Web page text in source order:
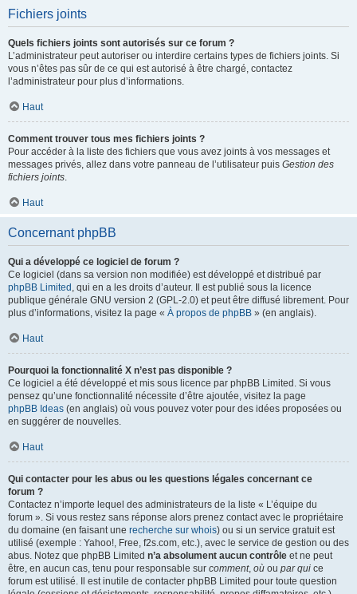
Fichiers joints
Quels fichiers joints sont autorisés sur ce forum ?
L’administrateur peut autoriser ou interdire certains types de fichiers joints. Si
vous n’êtes pas sûr de ce qui est autorisé à être chargé, contactez
l’administrateur pour plus d’informations.
Haut
Comment trouver tous mes fichiers joints ?
Pour accéder à la liste des fichiers que vous avez joints à vos messages et
messages privés, allez dans votre panneau de l’utilisateur puis Gestion des
fichiers joints.
Haut
Concernant phpBB
Qui a développé ce logiciel de forum ?
Ce logiciel (dans sa version non modifiée) est développé et distribué par
phpBB Limited , qui en a les droits d’auteur. Il est publié sous la licence
publique générale GNU version 2 (GPL-2.0) et peut être diffusé librement. Pour
plus d’informations, visitez la page « À propos de phpBB » (en anglais).
Haut
Pourquoi la fonctionnalité X n’est pas disponible ?
Ce logiciel a été développé et mis sous licence par phpBB Limited. Si vous
pensez qu’une fonctionnalité nécessite d’être ajoutée, visitez la page
phpBB Ideas (en anglais) où vous pouvez voter pour des idées proposées ou
en suggérer de nouvelles.
Haut
Qui contacter pour les abus ou les questions légales concernant ce
forum ?
Contactez n’importe lequel des administrateurs de la liste « L’équipe du
forum ». Si vous restez sans réponse alors prenez contact avec le propriétaire
du domaine (en faisant une recherche sur whois) ou si un service gratuit est
utilisé (exemple : Yahoo!, Free, f2s.com, etc.), avec le service de gestion ou des
abus. Notez que phpBB Limited n’a absolument aucun contrôle et ne peut
être, en aucun cas, tenu pour responsable sur comment, où ou par qui ce
forum est utilisé. Il est inutile de contacter phpBB Limited pour toute question